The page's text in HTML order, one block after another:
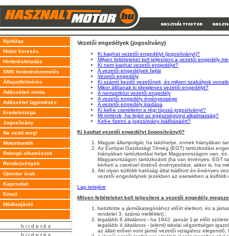
Nyitólap
Motor keresés
Hirdetésfeladás
SMS hirdetéskiemelés
Állapotfelmérés
Adásvételi minta
Adásvétel ügyintézés
Eredetvizsga
Jogosítvány
Ne vedd meg!
Motorbontók
Robogó alkatrészek
Rendezvények
Újmotor árak
Kapcsolat
Email
Médiaajánló
h i r d e t é s
h i r d e t é s
Vezetői engedélyek (jogosítvány)
Ki kaphat vezetői engedélyt (jogosítványt)?
Milyen feltételeket kell teljesíteni a vezetői engedély
Ki nem kaphat vezetői engedélyt?
A vezetői engedélyek fajtái
Vezetői engedély
Ki számít kezdő vezetőnek, és milyen szabályok
Mikor állítanak ki ideiglenes vezetői engedélyt?
A nemzetközi vezetői engedély
A vezetői engedély érvényessége
A vezetői engedély kiadása
Ki kell-e cseréltetni a régi típusú jogosítványt?
Mi történik, ha lejárt az egészségügyi alkalmasság?
Kell-e fizetni a jogosítvány kiállításáért?
Ki kaphat vezetői engedélyt (jogosítványt)?
Magyar állampolgár, ha lakóhelye, ennek hiányában
Az Európai Gazdasági Térség (EGT) tartózkodási
hiányában tartózkodási helye Magyarországon van,
Magyarországon tartózkodott (ha van érvényes, EGT
kérheti a cserével történő érvényesítést, akkor is, ha
Aki olyan külföldi hatóság által kiállított és érvényes
vezetői engedélynek (ezekben az esetekben a külföldi
Lap tetejére
Milyen feltételeket kell teljesíteni a vezetői engedély
betöltötte a járműkategóriához előírt életkort, és a
rendelet 3. számú melléklet) ;
legalább 8 általános - ha 1942. január 1-je előtt
legalább 4 általános - (elemi) iskolai végzettséget
az állati erővel vont jármű vezetői vizsgához elegendő,